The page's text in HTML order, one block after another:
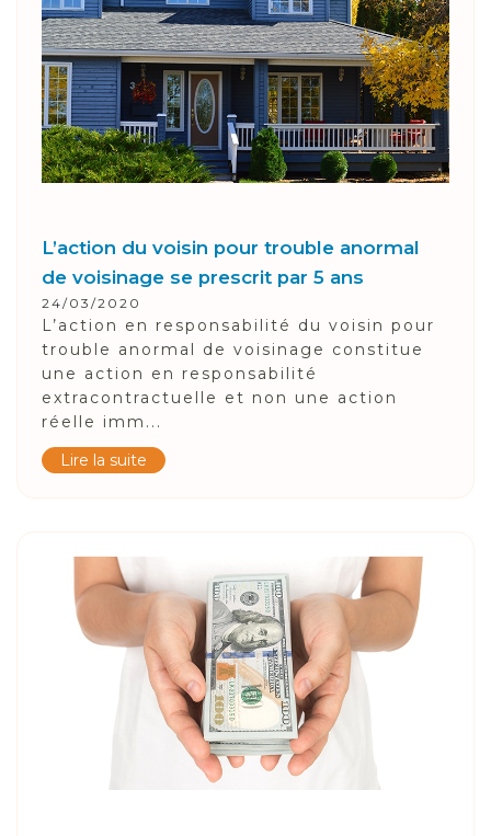
L’action du voisin pour trouble anormal
de voisinage se prescrit par 5 ans
24/03/2020
L’action en responsabilité du voisin pour
trouble anormal de voisinage constitue
une action en responsabilité
extracontractuelle et non une action
réelle imm...
Lire la suite